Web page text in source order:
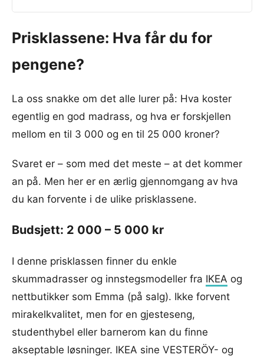
Prisklassene: Hva får du for
pengene?
La oss snakke om det alle lurer på: Hva koster
egentlig en god madrass, og hva er forskjellen
mellom en til 3 000 og en til 25 000 kroner?
Svaret er – som med det meste – at det kommer
an på. Men her er en ærlig gjennomgang av hva
du kan forvente i de ulike prisklassene.
Budsjett: 2 000 – 5 000 kr
I denne prisklassen finner du enkle
skummadrasser og innstegsmodeller fra IKEA og
nettbutikker som Emma (på salg). Ikke forvent
mirakelkvalitet, men for en gjesteseng,
studenthybel eller barnerom kan du finne
akseptable løsninger. IKEA sine VESTERÖY- og